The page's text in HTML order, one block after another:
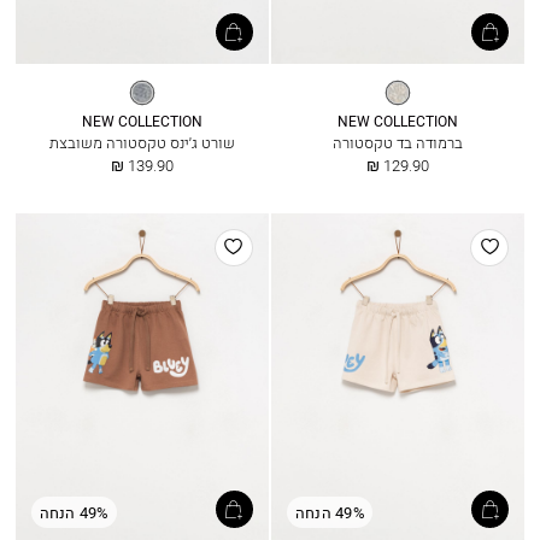
ג’ינס
וינטאג’
NEW COLLECTION
ברמודה בד טקסטורה
החל
129.90 ₪
מיד
כחול
NEW COLLECTION
שורט ג׳ינס טקסטורה משובצת
החל
139.90 ₪
הוסף
למועדפים
49% הנחה
הוסף
למועדפים
49% הנחה